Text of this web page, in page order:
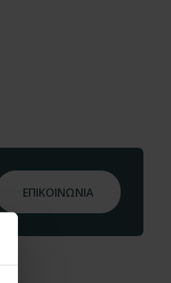
ΕΠΙΚΟΙΝΩΝΙΑ